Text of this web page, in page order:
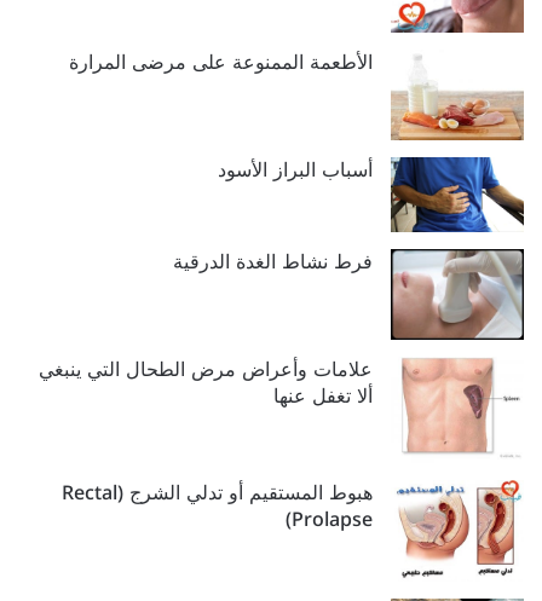
الأطعمة الممنوعة على مرضى المرارة
أسباب البراز الأسود
فرط نشاط الغدة الدرقية
علامات وأعراض مرض الطحال التي ينبغي
ألا تغفل عنها
هبوط المستقيم أو تدلي الشرج (Rectal
Prolapse)